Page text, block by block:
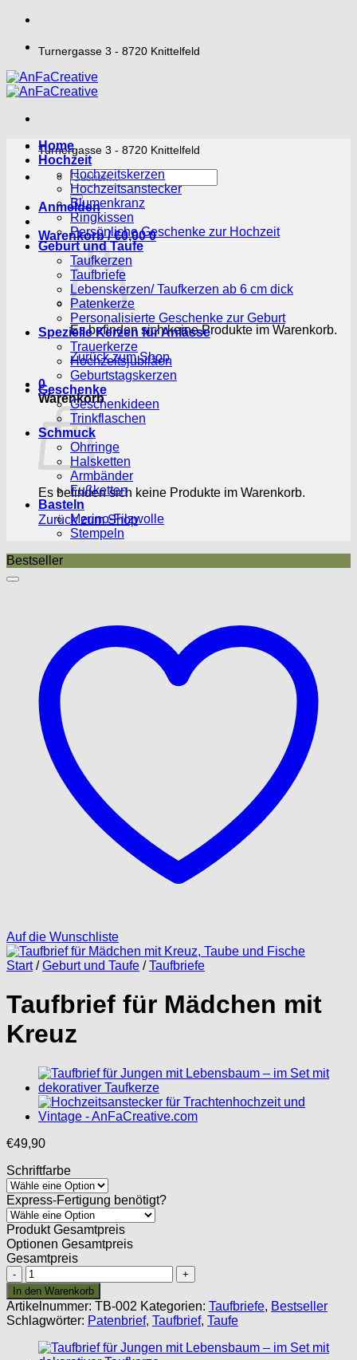
Zum
springenTurnergasse 3 - 8720 Knittelfeld
Turnergasse 3 - 8720 Knittelfeld
Suchen
nach:
Anmelden
Warenkorb /€0,00 0
Es befinden sich keine Produkte im Warenkorb.
Zurück zum Shop
0
Warenkorb
Es befinden sich keine Produkte im Warenkorb.
Zurück zum Shop
Home
Hochzeit
Hochzeitskerzen
Hochzeitsanstecker
Blumenkranz
Ringkissen
Persönliche Geschenke zur Hochzeit
Geburt und Taufe
Taufkerzen
Taufbriefe
Lebenskerzen/ Taufkerzen ab 6 cm dick
Patenkerze
Personalisierte Geschenke zur Geburt
Spezielle Kerzen für Anlässe
Trauerkerze
Hochzeitsjubiläen
Geburtstagskerzen
Geschenke
Geschenkideen
Trinkflaschen
Schmuck
Ohrringe
Halsketten
Armbänder
Fußketten
Basteln
Merino-Filzwolle
Stempeln
Bestseller
Auf die Wunschliste
Start / Geburt und Taufe / Taufbriefe
Taufbrief für Mädchen mit
Kreuz
€49,90
Schriftfarbe
Express-Fertigung benötigt?
Produkt Gesamtpreis
Optionen Gesamtpreis
Gesamtpreis
Taufbrief
für
Mädchen
mit
Kreuz
Menge
In den Warenkorb
Artikelnummer: TB-002 Kategorien: Taufbriefe, Bestseller
Schlagwörter: Patenbrief, Taufbrief, Taufe